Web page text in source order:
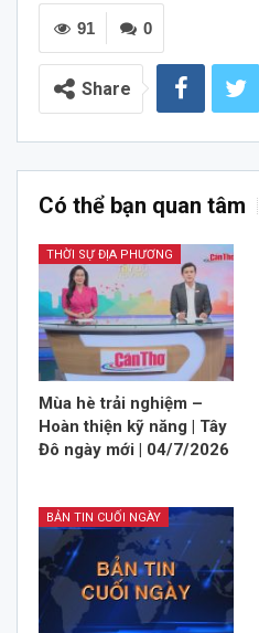
0
91
Share
Có thể bạn quan tâm
THỜI SỰ ĐỊA PHƯƠNG
Mùa hè trải nghiệm –
Hoàn thiện kỹ năng | Tây
Đô ngày mới | 04/7/2026
BẢN TIN CUỐI NGÀY